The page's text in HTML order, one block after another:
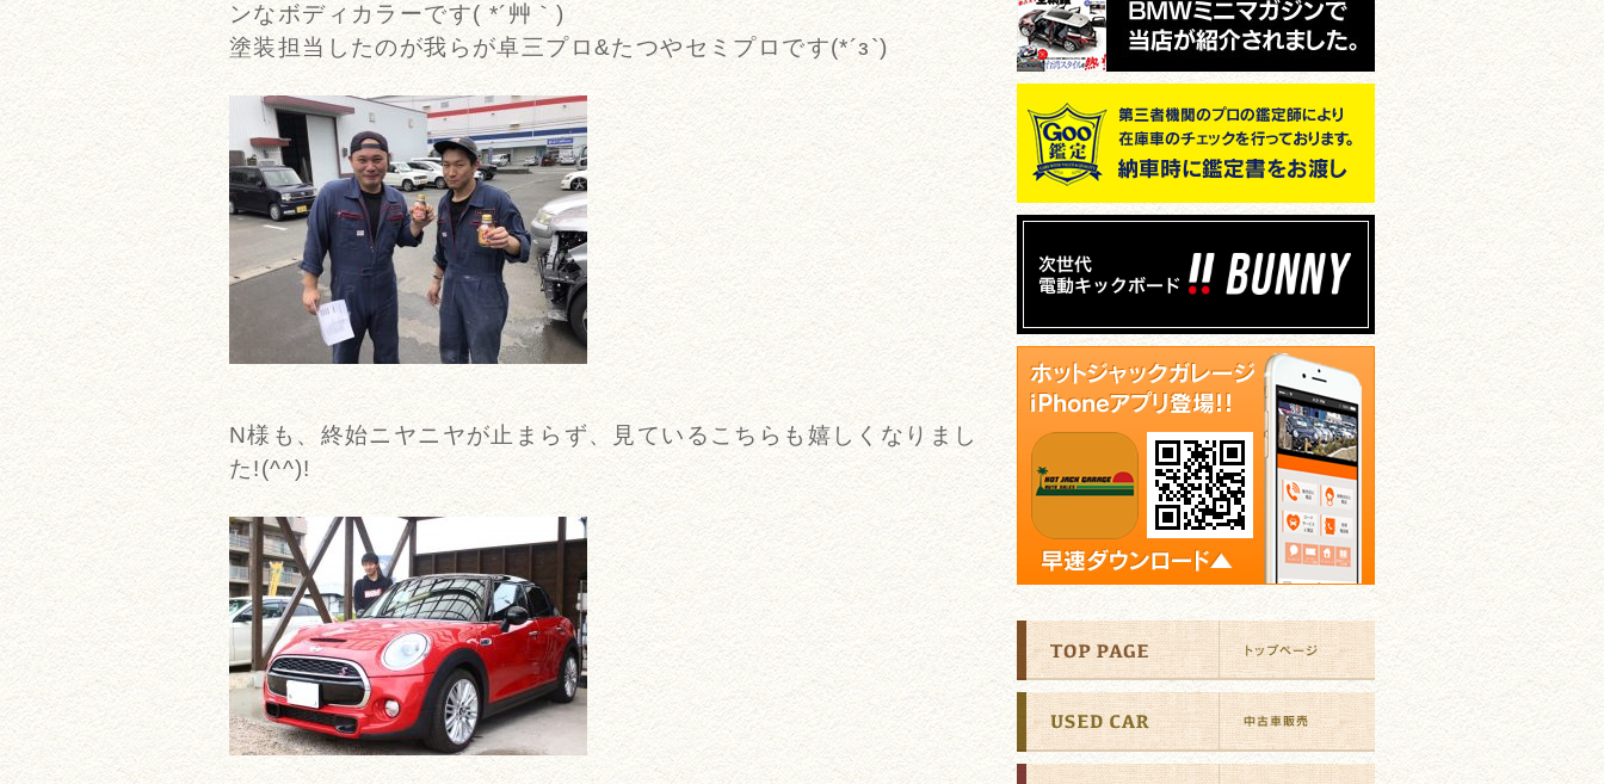
ンなボディカラーです( *´艸｀)
塗装担当したのが我らが卓三プロ&たつやセミプロです(*´з`)
N様も、終始ニヤニヤが止まらず、見ているこちらも嬉しくなりまし
た!(^^)!